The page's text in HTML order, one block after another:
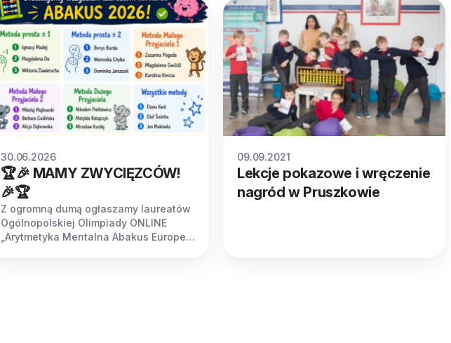
30.06.2026
🏆🎉 MAMY ZWYCIĘZCÓW!
🎉🏆
Z ogromną dumą ogłaszamy laureatów
Ogólnopolskiej Olimpiady ONLINE
„Arytmetyka Mentalna Abakus Europe
09.09.2021
Lekcje pokazowe i wręczenie
nagród w Pruszkowie